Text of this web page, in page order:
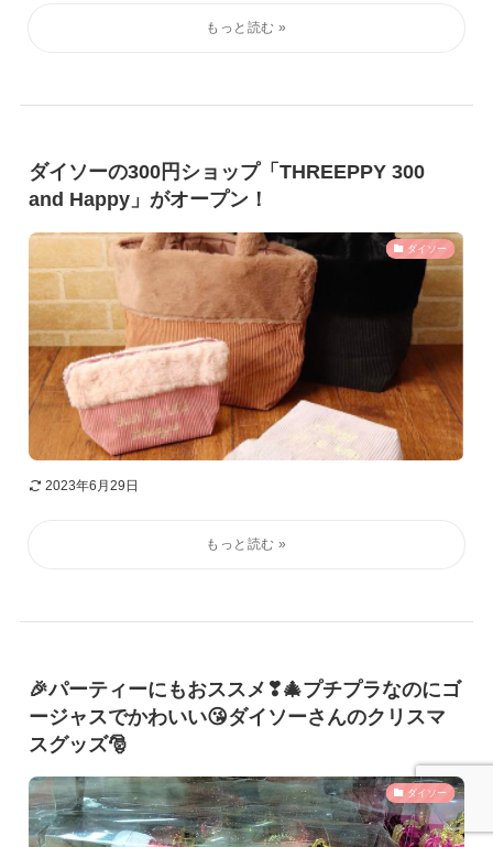
ダイソーの300円ショップ「THREEPPY 300
and Happy」がオープン！
ダイソー
2023年6月29日
🎉パーティーにもおススメ❣🎄プチプラなのにゴ
ージャスでかわいい😘ダイソーさんのクリスマ
スグッズ🎅
ダイソー